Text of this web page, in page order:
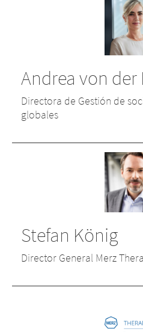
Andrea von der
Directora de Gestión de
globales
Stefan König
Director General Merz